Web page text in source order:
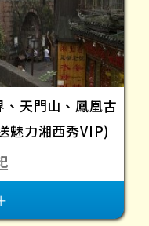
天門山、鳳凰古
魅力湘西秀VIP)